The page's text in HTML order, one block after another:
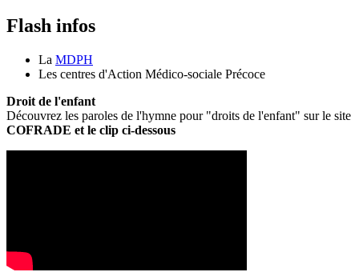
Flash infos
La MDPH
Les centres d'Action Médico-sociale Précoce
Droit de l'enfant
Découvrez les paroles de l'hymne pour "droits de l'enfant" sur le site
COFRADE et le clip ci-dessous